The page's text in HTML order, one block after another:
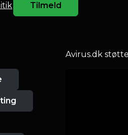
Tilmeld
Avirus.dk